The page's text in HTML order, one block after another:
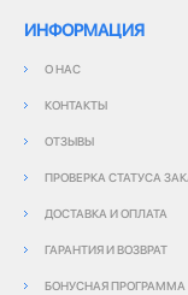
ИНФОРМАЦИЯ
О НАС
КОНТАКТЫ
ОТЗЫВЫ
ПРОВЕРКА СТАТУСА
ДОСТАВКА И ОПЛАТА
ГАРАНТИЯ И ВОЗВРАТ
БОНУСНАЯ ПРОГРАММА